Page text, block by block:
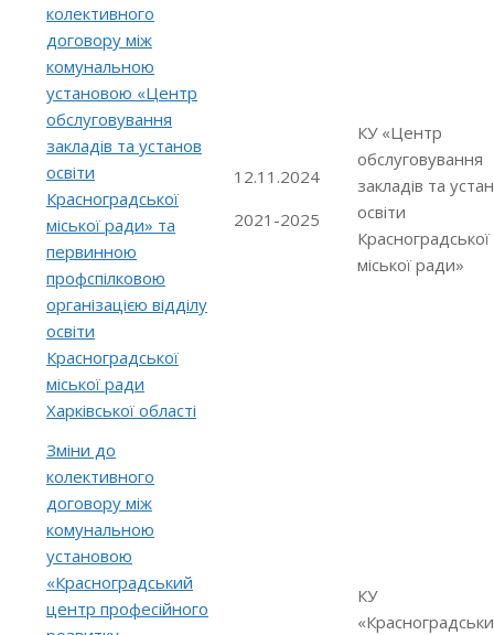
колективного
договору між
комунальною
установою «Центр
обслуговування
закладів та установ
освіти
Красноградської
міської ради» та
первинною
профспілковою
організацією відділу
освіти
Красноградської
міської ради
Харківської області
12.11.2024
2021-2025
КУ «Центр
обслуговування
закладів та
освіти
Красноградської
міської ради»
Зміни до
колективного
договору між
комунальною
установою
«Красноградський
центр професійного
КУ